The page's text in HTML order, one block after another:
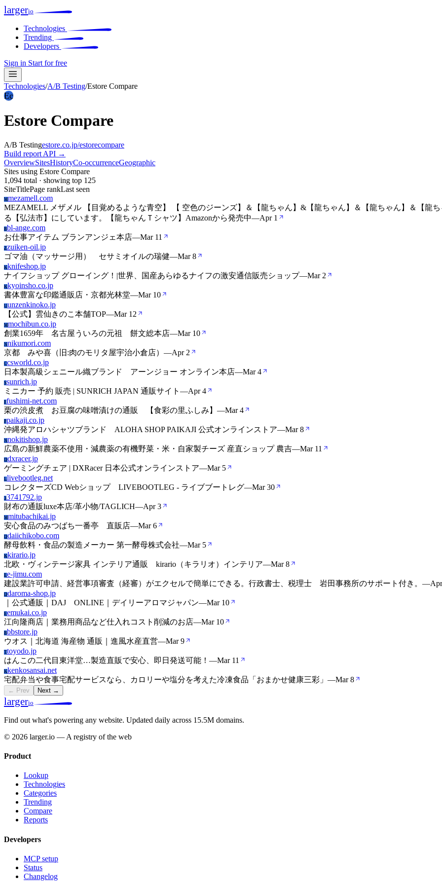
largerio
Technologies
Trending
Developers
Sign in Start for free
Technologies/A/B Testing/Estore Compare
Ec
Estore Compare
A/B Testingestore.co.jp/estorecompare
Build report API →
OverviewSitesHistoryCo-occurrenceGeographic
Sites using Estore Compare
1,094 total · showing top 125
SiteTitlePage rankLast seen
Mmezamell.com
MEZAMELL メザメル 【目覚めるような青空】 【 空色のジーンズ】＆【龍ちゃん】&【龍ちゃん】＆【龍ちゃん】＆【
る【弘法市】にしています。【龍ちゃんＴシャツ】Amazonから発売中—Apr 1
Bbl-ange.com
お仕事アイテム ブランアンジェ本店—Mar 11
Zzuiken-oil.jp
ゴマ油（マッサージ用） セサミオイルの瑞健—Mar 8
Kknifeshop.jp
ナイフショップ グローイング！|世界、国産あらゆるナイフの激安通信販売ショップ—Mar 2
Kkyoinsho.co.jp
書体豊富な印鑑通販店・京都光林堂—Mar 10
Uunzenkinoko.jp
【公式】雲仙きのこ本舗TOP—Mar 12
Mmochibun.co.jp
創業1659年 名古屋ういろの元祖 餅文総本店—Mar 10
Nnikumori.com
京都 みや喜（旧:肉のモリタ屋宇治小倉店） —Apr 2
Ccsworld.co.jp
日本製高級シェニール織ブランド アーンジョー オンライン本店—Mar 4
Ssunrich.jp
ミニカー 予約 販売 | SUNRICH JAPAN 通販サイト —Apr 4
Ffushimi-net.com
栗の渋皮煮 お豆腐の味噌漬けの通販 【食彩の里ふしみ】 —Mar 4
Ppaikaji.co.jp
沖縄発アロハシャツブランド ALOHA SHOP PAIKAJI 公式オンラインストア—Mar 8
Nnokitishop.jp
広島の新鮮農薬不使用・減農薬の有機野菜・米・自家製チーズ 産直ショップ 農吉—Mar 11
Ddxracer.jp
ゲーミングチェア | DXRacer 日本公式オンラインストア—Mar 5
Llivebootleg.net
コレクターズCD Webショップ LIVEBOOTLEG - ライブブートレグ—Mar 30
33741792.jp
財布の通販luxe本店/革小物/TAGLICH—Apr 3
Mmitubachikai.jp
安心食品のみつばち一番亭 直販店—Mar 6
Ddaiichikobo.com
酵母飲料・食品の製造メーカー 第一酵母株式会社—Mar 5
Kkirario.jp
北欧・ヴィンテージ家具 インテリア通販 kirario（キラリオ）インテリア—Mar 8
Ee-jimu.com
建設業許可申請、経営事項審査（経審）がエクセルで簡単にできる。行政書士、税理士 岩田事務所のサポート付き。 —
Ddaroma-shop.jp
｜公式通販｜DAJ ONLINE｜デイリーアロマジャパン—Mar 10
Eemukai.co.jp
江向隆商店｜業務用商品など仕入れコスト削減のお店—Mar 10
Bbbstore.jp
ウオス｜北海道 海産物 通販｜進風水産直営—Mar 9
Ttoyodo.jp
はんこの二代目東洋堂…製造直販で安心、即日発送可能！ —Mar 11
Kkenkosansai.net
宅配弁当や食事宅配サービスなら、カロリーや塩分を考えた冷凍食品「おまかせ健康三彩」 —Mar 8
← Prev Next →
largerio
Find out what's powering any website. Updated daily across 15.5M domains.
© 2026 larger.io — A registry of the web
Product
Lookup
Technologies
Categories
Trending
Compare
Reports
Developers
MCP setup
Status
Changelog